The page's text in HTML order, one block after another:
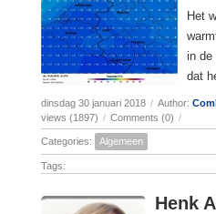
Het
in de
dat
dinsdag 30 januari 2018 / Author:
views (1897) / Comments (0) /
Categories: Algemeen
Tags:
Henk